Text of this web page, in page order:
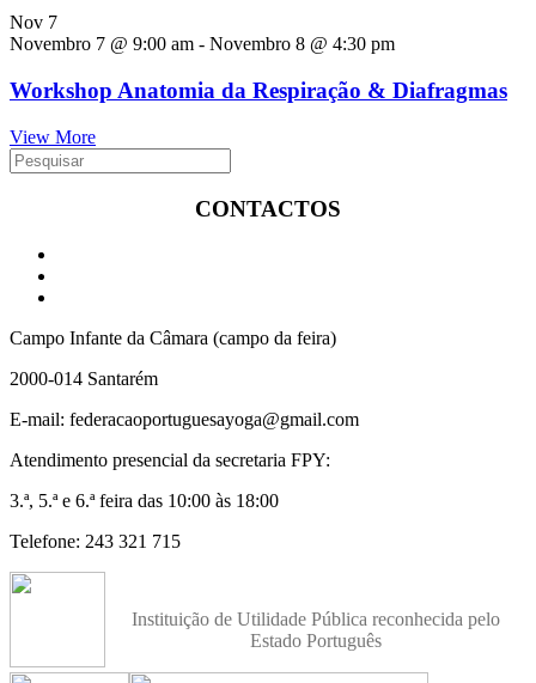
Nov 7
Novembro 7 @ 9:00 am - Novembro 8 @ 4:30 pm
Workshop Anatomia da Respiração & Diafragmas
View More
CONTACTOS
Campo Infante da Câmara (campo da feira)
2000-014 Santarém
E-mail: federacaoportuguesayoga@gmail.com
Atendimento presencial da secretaria FPY:
3.ª, 5.ª e 6.ª feira das 10:00 às 18:00
Telefone: 243 321 715
Instituição de Utilidade Pública reconhecida pelo
Estado Português